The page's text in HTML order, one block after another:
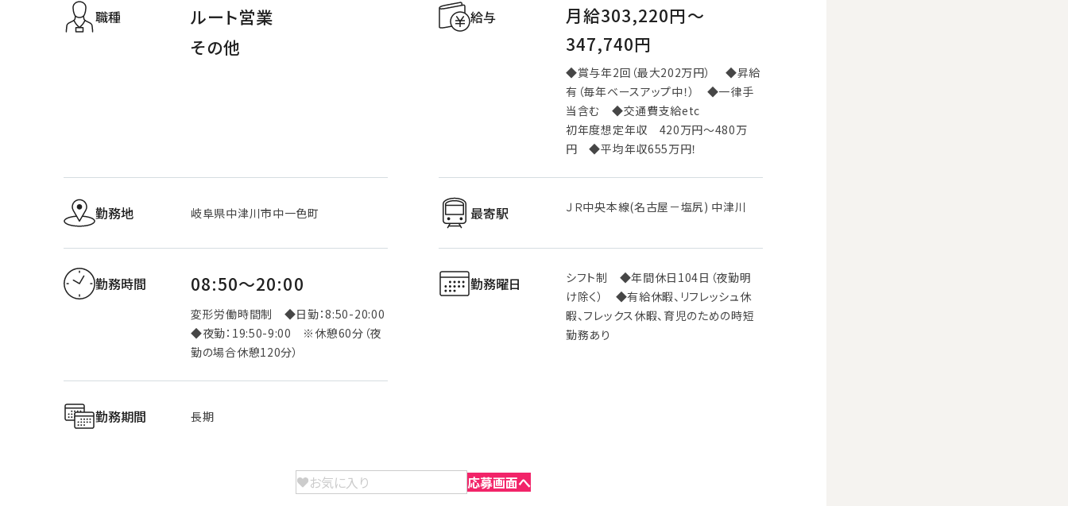
職種
ルート営業
その他
給与
月給303,220円〜
347,740円
◆賞与年2回（最大202万円） ◆昇給
有（毎年ベースアップ中！） ◆一律手
当含む ◆交通費支給etc
初年度想定年収 420万円～480万
円 ◆平均年収655万円！
勤務地 岐阜県中津川市中一色町 最寄駅 ＪＲ中央本線(名古屋－塩尻) 中津川
勤務時間 08:50～20:00
変形労働時間制 ◆日勤：8:50-20:00
◆夜勤：19:50-9:00 ※休憩60分（夜
勤の場合休憩120分）
勤務曜日
シフト制 ◆年間休日104日（夜勤明
け除く） ◆有給休暇、リフレッシュ休
暇、フレックス休暇、育児のための時短
勤務あり
勤務期間 長期
お気に入り 応募画面へ